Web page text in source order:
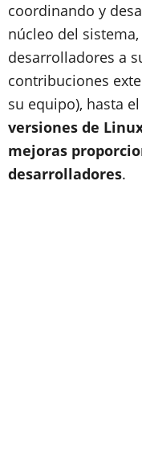
coordinando y
núcleo del
desarrolladores a
contribuciones
su equipo), hasta
versiones de
mejoras
desarrolladores.